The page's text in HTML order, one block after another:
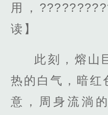
用，
读】
此刻，熔山
热的白气，暗红
意，周身流淌